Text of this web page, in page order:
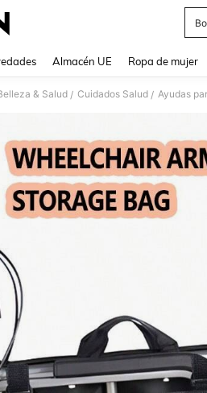
Almacén UE Ropa de mujer
& Salud / Cuidados Salud / Ayudas